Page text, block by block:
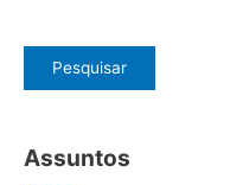
Pesquisar
Assuntos